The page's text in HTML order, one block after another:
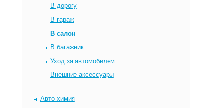
В дорогу
В гараж
В салон
В багажник
Уход за автомобилем
Внешние аксессуары
Авто-химия